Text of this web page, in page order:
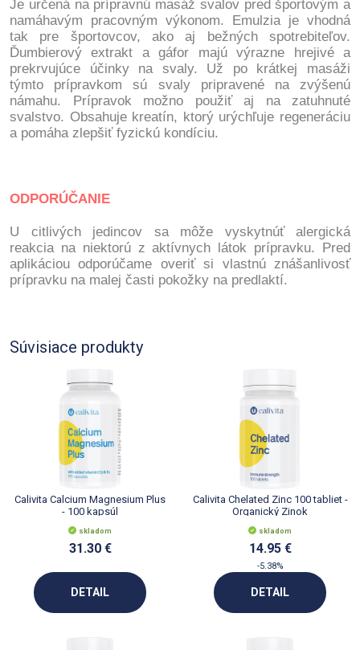
Je určená na prípravnú masáž svalov pred športovým a
namáhavým pracovným výkonom. Emulzia je vhodná
tak pre športovcov, ako aj bežných spotrebiteľov.
Ďumbierový extrakt a gáfor majú výrazne hrejivé a
prekrvujúce účinky na svaly. Už po krátkej masáži
týmto prípravkom sú svaly pripravené na zvýšenú
námahu. Prípravok možno použiť aj na zatuhnuté
svalstvo. Obsahuje kreatín, ktorý urýchľuje regeneráciu
a pomáha zlepšiť fyzickú kondíciu.
ODPORÚČANIE
U citlivých jedincov sa môže vyskytnúť alergická
reakcia na niektorú z aktívnych látok prípravku. Pred
aplikáciou odporúčame overiť si vlastnú znášanlivosť
prípravku na malej časti pokožky na predlaktí.
Súvisiace produkty
Calivita Calcium Magnesium Plus
- 100 kapsúl
skladom
31.30 €
DETAIL
Calivita Chelated Zinc 100 tabliet -
Organický Zinok
skladom
14.95 €
-5.38%
DETAIL